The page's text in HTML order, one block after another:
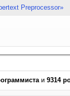
Preprocessor»
и 9314